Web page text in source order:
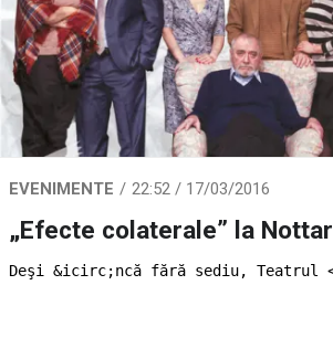
EVENIMENTE 22:52 / 17/03/2016
„Efecte colaterale” la
Deşi &icirc;ncă fără sediu, Teatrul